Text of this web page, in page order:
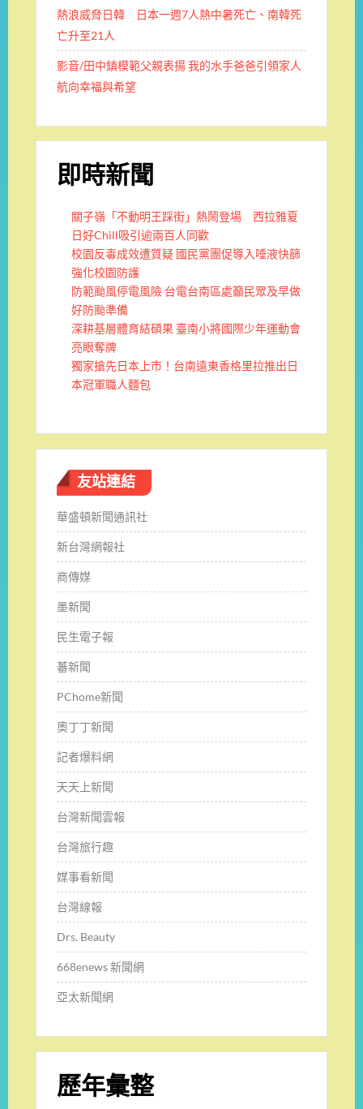
熱浪威脅日韓 日本一週7人熱中暑死亡、南韓死
亡升至21人
影音/田中鎮模範父親表揚 我的水手爸爸引領家人
航向幸福與希望
即時新聞
關子嶺「不動明王踩街」熱鬧登場 西拉雅夏
日好Chill吸引逾兩百人同歡
校園反毒成效遭質疑 國民黨團促導入唾液快篩
強化校園防護
防範颱風停電風險 台電台南區處籲民眾及早做
好防颱準備
深耕基層體育結碩果 臺南小將國際少年運動會
亮眼奪牌
獨家搶先日本上市！台南遠東香格里拉推出日
本冠軍職人麵包
友站連結
華盛頓新聞通訊社
新台灣網報社
商傳媒
墨新聞
民生電子報
蕃新聞
PChome新聞
奧丁丁新聞
記者爆料網
天天上新聞
台灣新聞雲報
台灣旅行趣
媒事看新聞
台灣線報
Drs. Beauty
668enews 新聞網
亞太新聞網
歷年彙整